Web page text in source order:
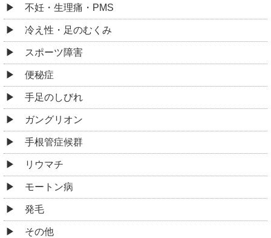
不妊・生理痛・PMS
冷え性・足のむくみ
スポーツ障害
便秘症
手足のしびれ
ガングリオン
手根管症候群
リウマチ
モートン病
発毛
その他